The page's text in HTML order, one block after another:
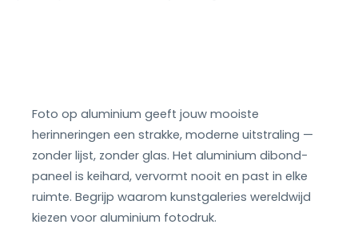
Foto op aluminium geeft jouw mooiste
herinneringen een strakke, moderne uitstraling —
zonder lijst, zonder glas. Het aluminium dibond-
paneel is keihard, vervormt nooit en past in elke
ruimte. Begrijp waarom kunstgaleries wereldwijd
kiezen voor aluminium fotodruk.